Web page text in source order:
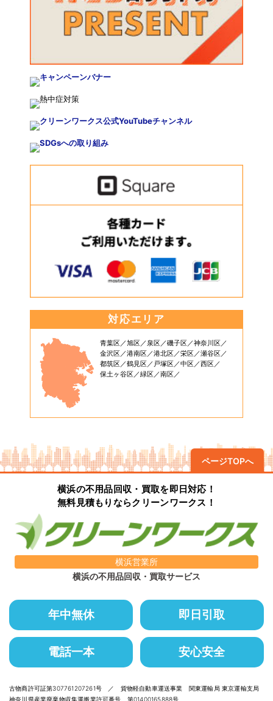
対応エリア
青葉区 旭区 泉区 磯子区
神奈川区
金沢区
港南区 港北区 栄区
瀬谷区
都筑区
鶴見区 戸塚区 中区
西区
保土ヶ谷区
緑区 南区
ページTOPへ
横浜の不用品回収・買取を即日対応！
無料見積もりならクリーンワークス！
横浜営業所
横浜の不用品回収・買取サービス
年中無休 即日引取
電話一本 安心安全
古物商許可証第307761207261号 ／ 貨物軽自動車運送事業 関東運輸局 東京運輸支局
神奈川県産業廃棄物収集運搬業許可番号 第01400165888号